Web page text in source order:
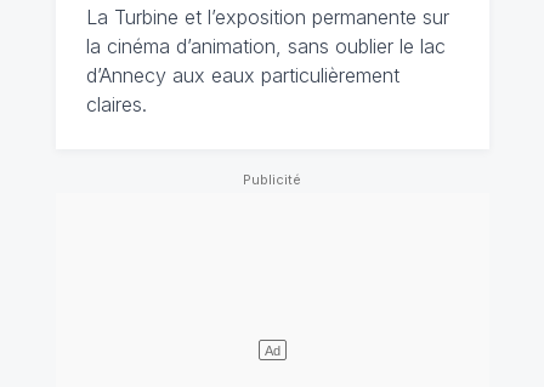
La Turbine et l’exposition permanente sur
la cinéma d’animation, sans oublier le lac
d’Annecy aux eaux particulièrement
claires.